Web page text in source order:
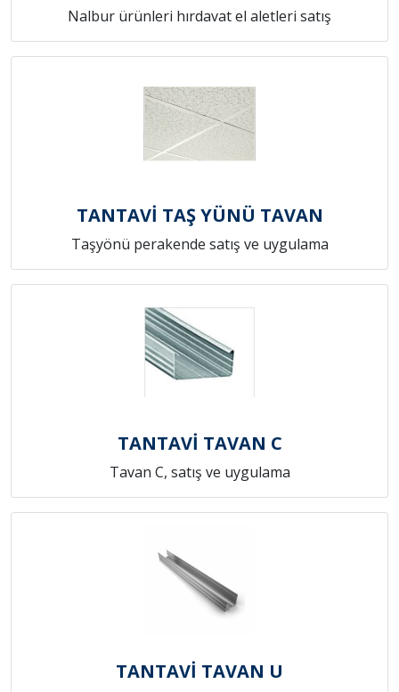
Nalbur ürünleri hırdavat el aletleri satış
TANTAVİ TAŞ YÜNÜ TAVAN
Taşyönü perakende satış ve uygulama
TANTAVİ TAVAN C
Tavan C, satış ve uygulama
TANTAVİ TAVAN U